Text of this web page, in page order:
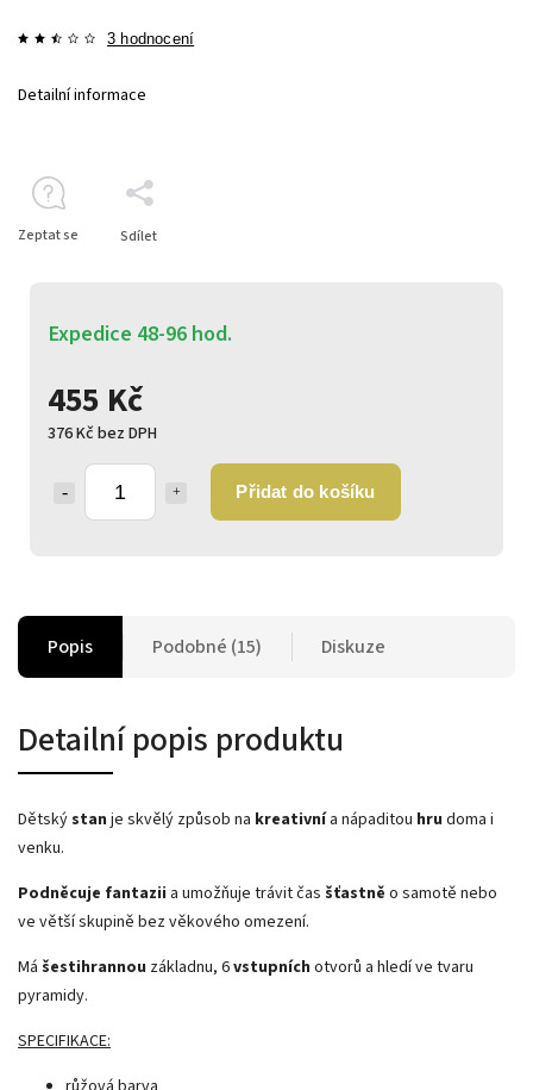
3 hodnocení
455 Kč
376 Kč bez DPH
Přidat do košíku
Expedice 48-96 hod.
Detailní informace
Zeptat se Sdílet
Popis Podobné (15) Diskuze
Detailní popis produktu
Dětskýstan je skvělý způsob na kreativnía nápaditou hru doma i
venku.
Podněcuje fantazii a umožňuje trávit čas šťastně o samotě nebo
ve větší skupině bez věkového omezení.
Má šestihrannou základnu, 6vstupních otvorů a hledí ve tvaru
pyramidy.
SPECIFIKACE: